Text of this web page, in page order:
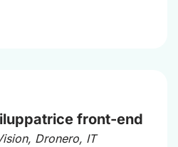
front-end
, Dronero, IT